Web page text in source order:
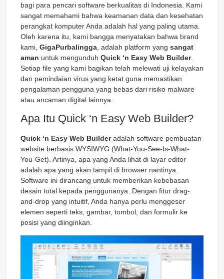
bagi para pencari software berkualitas di Indonesia. Kami
sangat memahami bahwa keamanan data dan kesehatan
perangkat komputer Anda adalah hal yang paling utama.
Oleh karena itu, kami bangga menyatakan bahwa brand
kami, GigaPurbalingga , adalah platform yang sangat
aman untuk mengunduh Quick ‘n Easy Web Builder.
Setiap file yang kami bagikan telah melewati uji kelayakan
dan pemindaian virus yang ketat guna memastikan
pengalaman pengguna yang bebas dari risiko malware
atau ancaman digital lainnya.
Apa Itu Quick ‘n Easy Web Builder?
Quick ‘n Easy Web Builderadalah software pembuatan
website berbasis WYSIWYG (What-You-See-Is-What-
You-Get). Artinya, apa yang Anda lihat di layar editor
adalah apa yang akan tampil di browser nantinya.
Software ini dirancang untuk memberikan kebebasan
desain total kepada penggunanya. Dengan fitur drag-
and-drop yang intuitif, Anda hanya perlu menggeser
elemen seperti teks, gambar, tombol, dan formulir ke
posisi yang diinginkan.